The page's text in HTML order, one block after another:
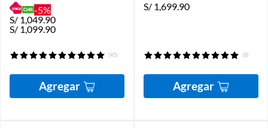
-5%
S/ 1,049.90
S/ 1,099.90
(45)
Agregar
S/ 1,699.90
(8)
Agregar